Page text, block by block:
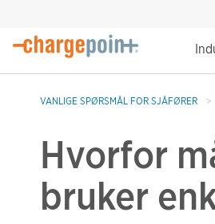
VANLIGE SPØRSMÅL FOR SJÅFØRER
Hvorfor
bruker